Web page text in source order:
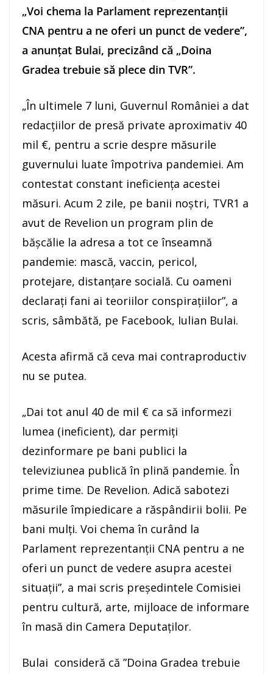
„Voi chema la Parlament reprezentanţii
CNA pentru a ne oferi un punct de vedere”,
a anunţat Bulai, precizând că „Doina
Gradea trebuie să plece din TVR”.
„În ultimele 7 luni, Guvernul României a dat
redacţiilor de presă private aproximativ 40
mil €, pentru a scrie despre măsurile
guvernului luate împotriva pandemiei. Am
contestat constant ineficienţa acestei
măsuri. Acum 2 zile, pe banii noştri, TVR1 a
avut de Revelion un program plin de
băşcălie la adresa a tot ce înseamnă
pandemie: mască, vaccin, pericol,
protejare, distanţare socială. Cu oameni
declaraţi fani ai teoriilor conspiraţiilor”, a
scris, sâmbătă, pe Facebook, Iulian Bulai.
Acesta afirmă că ceva mai contraproductiv
nu se putea.
„Dai tot anul 40 de mil € ca să informezi
lumea (ineficient), dar permiţi
dezinformare pe bani publici la
televiziunea publică în plină pandemie. În
prime time. De Revelion. Adică sabotezi
măsurile împiedicare a răspândirii bolii. Pe
bani mulţi. Voi chema în curând la
Parlament reprezentanţii CNA pentru a ne
oferi un punct de vedere asupra acestei
situaţii”, a mai scris preşedintele Comisiei
pentru cultură, arte, mijloace de informare
în masă din Camera Deputaţilor.
Bulai consideră că ”Doina Gradea trebuie